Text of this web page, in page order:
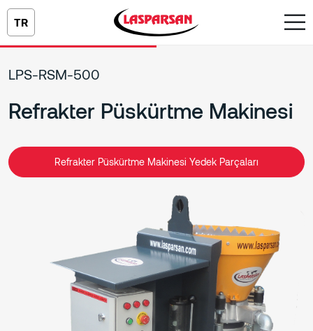
TR
LPS-RSM-500
Refrakter Püskürtme Makinesi
Refrakter Püskürtme Makinesi Yedek Parçaları